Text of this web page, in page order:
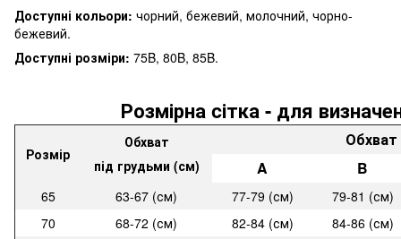
Доступні кольори: чорний, бежевий, молочний, чорно-
бежевий.
Доступні розміри: 75B, 80B, 85B.
Розмірна cітка - для
Розмір
Обхват
під грудьми (см)
Обхват
A
B
65 63-67 (см) 77-79 (см)
79-81 (см)
70
68-72 (см) 82-84 (см)
84-86 (см)